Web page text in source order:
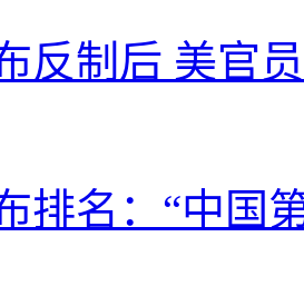
反制后 美官
排名：“中国